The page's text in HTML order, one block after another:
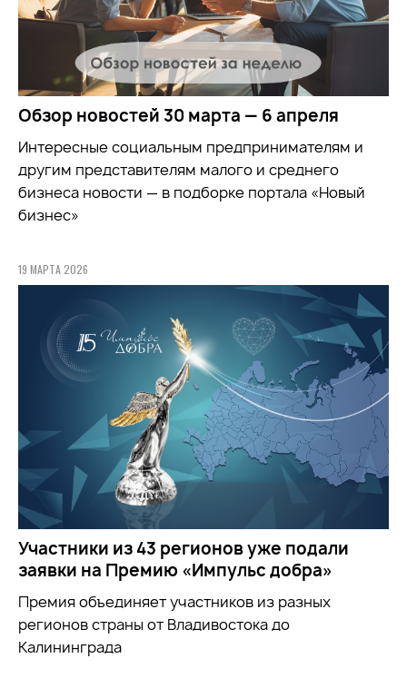
Обзор новостей 30 марта — 6 апреля
Интересные социальным предпринимателям и
другим представителям малого и среднего
бизнеса новости — в подборке портала «Новый
бизнес»
19 МАРТА 2026
Участники из 43 регионов уже подали
заявки на Премию «Импульс добра»
Премия объединяет участников из разных
регионов страны от Владивостока до
Калининграда